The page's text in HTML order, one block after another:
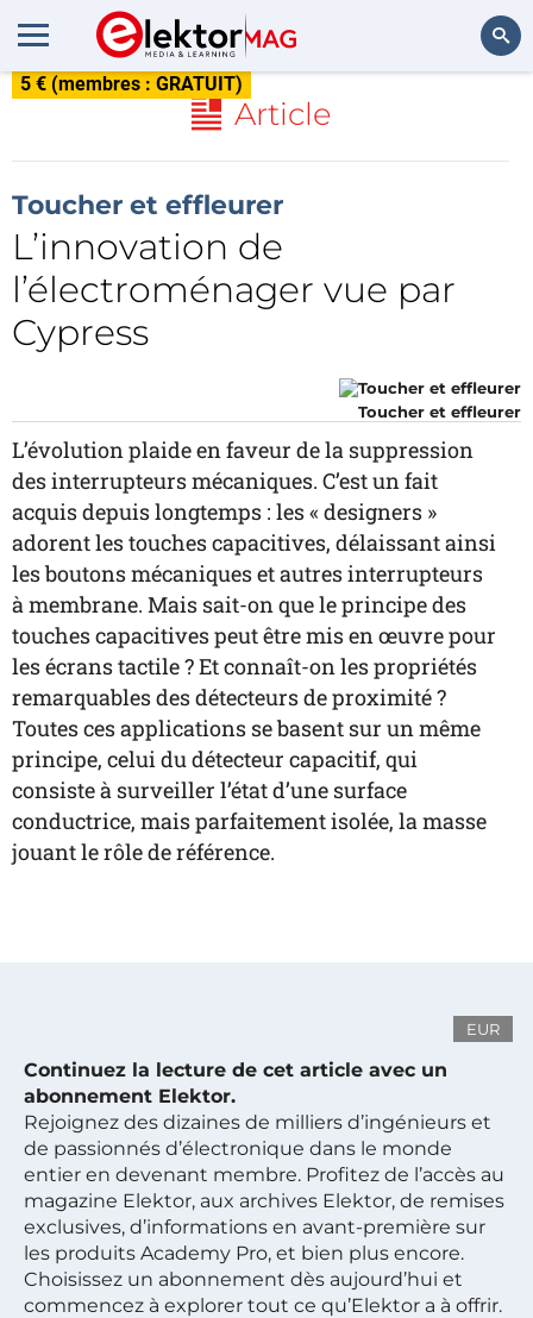
5 € (membres : GRATUIT)
Article
Toucher et effleurer
L’innovation de
l’électroménager vue par
Cypress
Toucher et effleurer
L’évolution plaide en faveur de la suppression
des interrupteurs mécaniques. C’est un fait
acquis depuis longtemps : les « designers »
adorent les touches capacitives, délaissant ainsi
les boutons mécaniques et autres interrupteurs
à membrane. Mais sait-on que le principe des
touches capacitives peut être mis en œuvre pour
les écrans tactile ? Et connaît-on les propriétés
remarquables des détecteurs de proximité ?
Toutes ces applications se basent sur un même
principe, celui du détecteur capacitif, qui
consiste à surveiller l’état d’une surface
conductrice, mais parfaitement isolée, la masse
jouant le rôle de référence.
EUR
Continuez la lecture de cet article avec un
abonnement Elektor.
Rejoignez des dizaines de milliers d’ingénieurs et
de passionnés d’électronique dans le monde
entier en devenant membre. Profitez de l’accès au
magazine Elektor, aux archives Elektor, de remises
exclusives, d’informations en avant-première sur
les produits Academy Pro, et bien plus encore.
Choisissez un abonnement dès aujourd’hui et
commencez à explorer tout ce qu’Elektor a à offrir.